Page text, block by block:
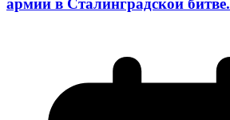
армии в Сталинградской битве.